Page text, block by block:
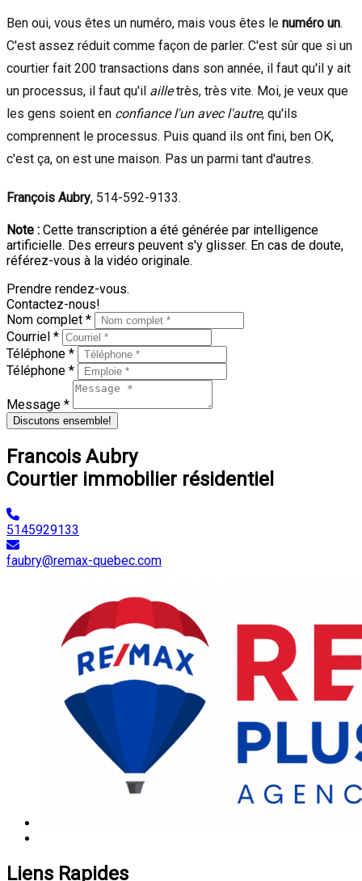
Ben oui, vous êtes un numéro, mais vous êtes le numéro un.
C'est assez réduit comme façon de parler. C'est sûr que si un
courtier fait 200 transactions dans son année, il faut qu'il y ait
un processus, il faut qu'il ailletrès, très vite. Moi, je veux que
les gens soient en confiance l'un avec l'autre, qu'ils
comprennent le processus. Puis quand ils ont fini, ben OK,
c'est ça, on est une maison. Pas un parmi tant d'autres.
François Aubry, 514-592-9133.
Note : Cette transcription a été générée par intelligence
artificielle. Des erreurs peuvent s'y glisser. En cas de doute,
référez-vous à la vidéo originale.
Prendre rendez-vous.
Contactez-nous!
Nom complet *
Courriel *
Téléphone *
Téléphone *
Message *
Discutons ensemble!
Francois Aubry
Courtier immobilier résidentiel
5145929133
faubry@remax-quebec.com
Liens Rapides